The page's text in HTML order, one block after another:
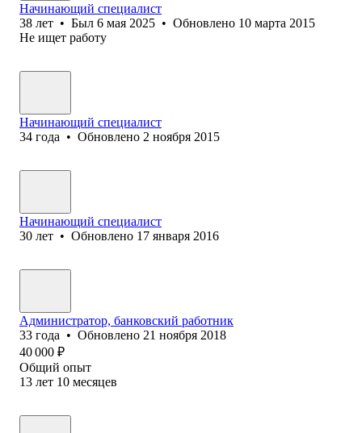
Начинающий специалист
38 лет • Был 6 мая 2025 • Обновлено 10 марта 2015
Не ищет работу
Начинающий специалист
34 года • Обновлено 2 ноября 2015
Начинающий специалист
30 лет • Обновлено 17 января 2016
Администратор, банковский работник
33 года • Обновлено 21 ноября 2018
40 000 ₽
Общий опыт
13 лет 10 месяцев